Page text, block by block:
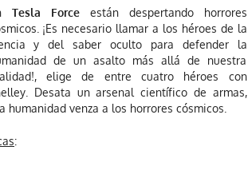
Tesla Force están despertando horrores
¡Es necesario llamar a los héroes de la
y del saber oculto para defender la
de un asalto más allá de nuestra
elige de entre cuatro héroes con
Desata un arsenal científico de armas,
venza a los horrores cósmicos.
: